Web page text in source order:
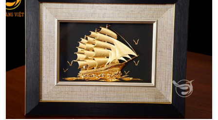
lo âu. Việc lựa chọn một món quà ý nghĩa không chỉ là
cách để bạn bày tỏ tình cảm mà còn là lời chúc bình an,
may mắn và thành công trên con đường sắp tới. Trong
số các vật phẩm mang tính biểu tượng, tranh thuyền
buồm mạ vàng nổi lên như một món quà hoàn hảo, một
biểu tượng mạnh mẽ cho lời chúc kinh điển “Thuận
buồm xuôi gió” và sự bình an trên hành trình mới.